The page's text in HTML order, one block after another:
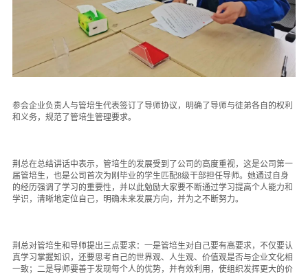
参会企业负责人与管培生代表签订了导师协议，明确了导师与徒弟各自的权利
和义务，规范了管培生管理要求。
荆总在总结讲话中表示，管培生的发展受到了公司的高度重视，这是公司第一
届管培生，也是公司首次为刚毕业的学生匹配8级干部担任导师。她通过自身
的经历强调了学习的重要性，并以此勉励大家要不断通过学习提高个人能力和
学识，清晰地定位自己，明确未来发展方向，并为之不断努力。
荆总对管培生和导师提出三点要求：一是管培生对自己要有高要求，不仅要认
真学习掌握知识，还要思考自己的世界观、人生观、价值观是否与企业文化相
一致；二是导师要善于发现每个人的优势，并有效利用，使组织发挥更大的价